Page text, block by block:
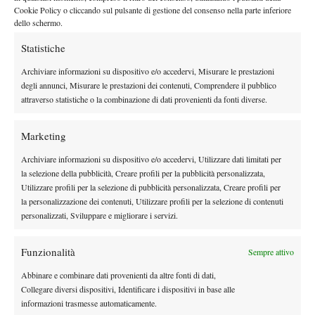
Cookie Policy o cliccando sul pulsante di gestione del consenso nella parte inferiore
dello schermo.
Statistiche
Archiviare informazioni su dispositivo e/o accedervi, Misurare le prestazioni
degli annunci, Misurare le prestazioni dei contenuti, Comprendere il pubblico
attraverso statistiche o la combinazione di dati provenienti da fonti diverse.
Marketing
Archiviare informazioni su dispositivo e/o accedervi, Utilizzare dati limitati per
la selezione della pubblicità, Creare profili per la pubblicità personalizzata,
Utilizzare profili per la selezione di pubblicità personalizzata, Creare profili per
la personalizzazione dei contenuti, Utilizzare profili per la selezione di contenuti
personalizzati, Sviluppare e migliorare i servizi.
Funzionalità Sempre attivo
Abbinare e combinare dati provenienti da altre fonti di dati,
Collegare diversi dispositivi, Identificare i dispositivi in base alle
informazioni trasmesse automaticamente.
quando ho servito per il secondo set senza
per la testa che lui potesse ancora salire e mettermi
A rete gli ho fatto i complimenti per la
carriera e l’ho ringraziato, lui a sua volta mi ha
ragazza, mia sorella e il mio team erano tutti
dilungato per fare il controllo antidoping, poi
abbiamo pranzato lì e sono tornato in campo
mezz’ora per lavorare su un po’ di cose. Poi
scarico con il fisioterapista e abbiamo parlato
salmone affumicato con pane tostato, hummus
con pane tostato e una Caesar salad. Io non
sono uno di quei tennisti che mangia sempre
uguale, cerco di variare abbastanza,